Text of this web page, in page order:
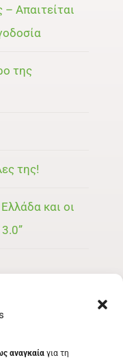
αναγκαία για τη
Απαιτείται
της
της!
και οι